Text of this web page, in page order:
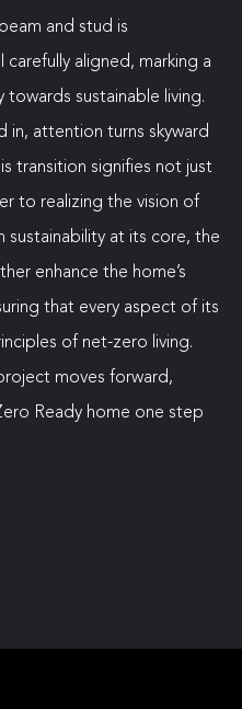
and stud is
carefully aligned, marking a
towards sustainable living.
in, attention turns skyward
transition signifies not just
to realizing the vision of
sustainability at its core, the
enhance the home’s
that every aspect of its
of net-zero living.
moves forward,
Ready home one step